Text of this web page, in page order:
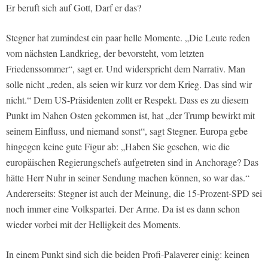
Er beruft sich auf Gott, Darf er das?
Stegner hat zumindest ein paar helle Momente. „Die Leute reden
vom nächsten Landkrieg, der bevorsteht, vom letzten
Friedenssommer“, sagt er. Und widerspricht dem Narrativ. Man
solle nicht „reden, als seien wir kurz vor dem Krieg. Das sind wir
nicht.“ Dem US-Präsidenten zollt er Respekt. Dass es zu diesem
Punkt im Nahen Osten gekommen ist, hat „der Trump bewirkt mit
seinem Einfluss, und niemand sonst“, sagt Stegner. Europa gebe
hingegen keine gute Figur ab: „Haben Sie gesehen, wie die
europäischen Regierungschefs aufgetreten sind in Anchorage? Das
hätte Herr Nuhr in seiner Sendung machen können, so war das.“
Andererseits: Stegner ist auch der Meinung, die 15-Prozent-SPD sei
noch immer eine Volkspartei. Der Arme. Da ist es dann schon
wieder vorbei mit der Helligkeit des Moments.
In einem Punkt sind sich die beiden Profi-Palaverer einig: keinen